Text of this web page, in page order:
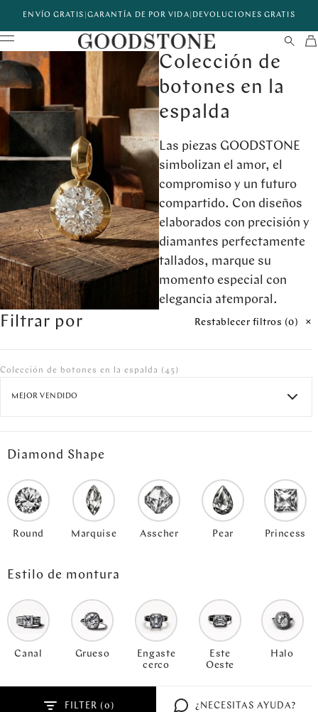
ENVÍO GRATIS GARANTÍA DE POR VIDA DEVOLUCIONES GRATIS
Colección de
botones en la
espalda
Las piezas GOODSTONE
simbolizan el amor, el
compromiso y un futuro
compartido. Con diseños
elaborados con precisión y
diamantes perfectamente
tallados, marque su
momento especial con
elegancia atemporal.
Filtrar por Restablecer filtros (0)
Colección de botones en la espalda (45)
MEJOR VENDIDO
Diamond Shape
Round Marquise Asscher Pear Princess
Estilo de montura
Canal Grueso
Engaste
cerco
Este
Oeste
Halo
FILTER ( ) ¿NECESITAS AYUDA?